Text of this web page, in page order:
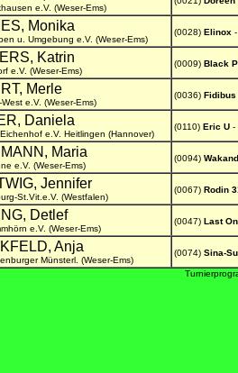
e.V. (Weser-Ems)
Monika
u. Umgebung e.V. (Weser-Ems)
(0028) Elinox
Katrin
e.V. (Weser-Ems)
(0009) Black
Merle
e.V. (Weser-Ems)
(0036) Fidibus
Daniela
e.V. Heitlingen (Hannover)
(0110) Eric U -
Maria
e.V. (Weser-Ems)
(0094)
Jennifer
St.Vit.e.V. (Westfalen)
(0067) Rodin
Detlef
e.V. (Weser-Ems)
(0047) Last
Anja
Münsterl. (Weser-Ems)
(0074) Sina-